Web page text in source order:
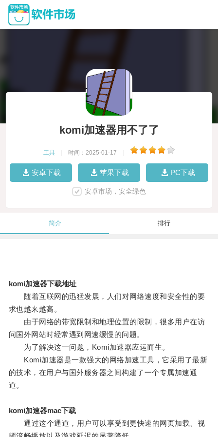
komi加速器用不了了
工具 时间：2025-01-17
安卓下载 苹果下载 PC下载
安卓市场，安全绿色
简介 排行
komi加速器下载地址
随着互联网的迅猛发展，人们对网络速度和安全性的要
求也越来越高。
由于网络的带宽限制和地理位置的限制，很多用户在访
问国外网站时经常遇到网速缓慢的问题。
为了解决这一问题，Komi加速器应运而生。
Komi加速器是一款强大的网络加速工具，它采用了最新
的技术，在用户与国外服务器之间构建了一个专属加速通
道。
komi加速器mac下载
通过这个通道，用户可以享受到更快速的网页加载、视